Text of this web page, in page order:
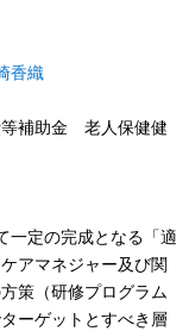
香織
等補助金 老人保健健
一定の完成となる「適
アマネジャー及び関
策（研修プログラム
ーゲットとすべき層